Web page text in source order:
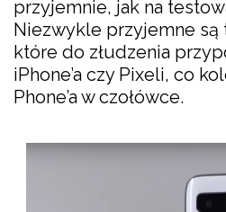
przyjemnie, jak na
Niezwykle przyjemne są
które do złudzenia
iPhone’a czy Pixeli, co
Phone’a w czołówce.